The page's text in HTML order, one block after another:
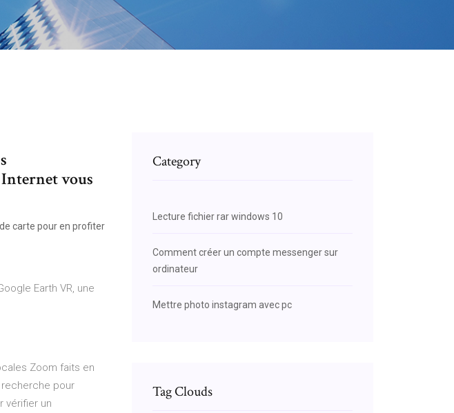
vous
carte pour en profiter
Earth VR, une
Zoom faits en
recherche pour
vérifier un
Category
Lecture fichier rar windows 10
Comment créer un compte messenger sur
ordinateur
Mettre photo instagram avec pc
Tag Clouds